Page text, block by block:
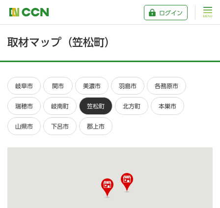
ログイン
取材マップ（笠松町）
岐阜市 関市 美濃市 羽島市 各務原市
瑞穂市 岐南町 笠松町 北方町 本巣市
山県市 下呂市 郡上市